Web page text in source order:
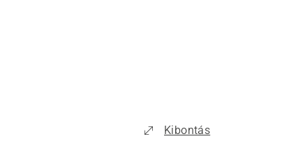
Kibontás